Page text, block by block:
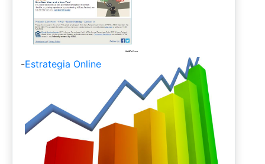
-Estrategia Online